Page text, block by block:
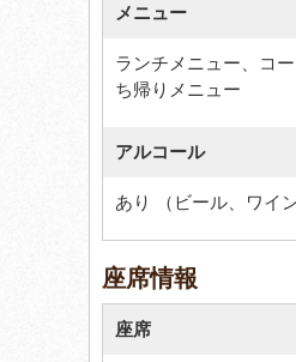
メニュー
ランチメニュー、コ
ち帰りメニュー
アルコール
あり （ビール、ワイ
座席情報
座席